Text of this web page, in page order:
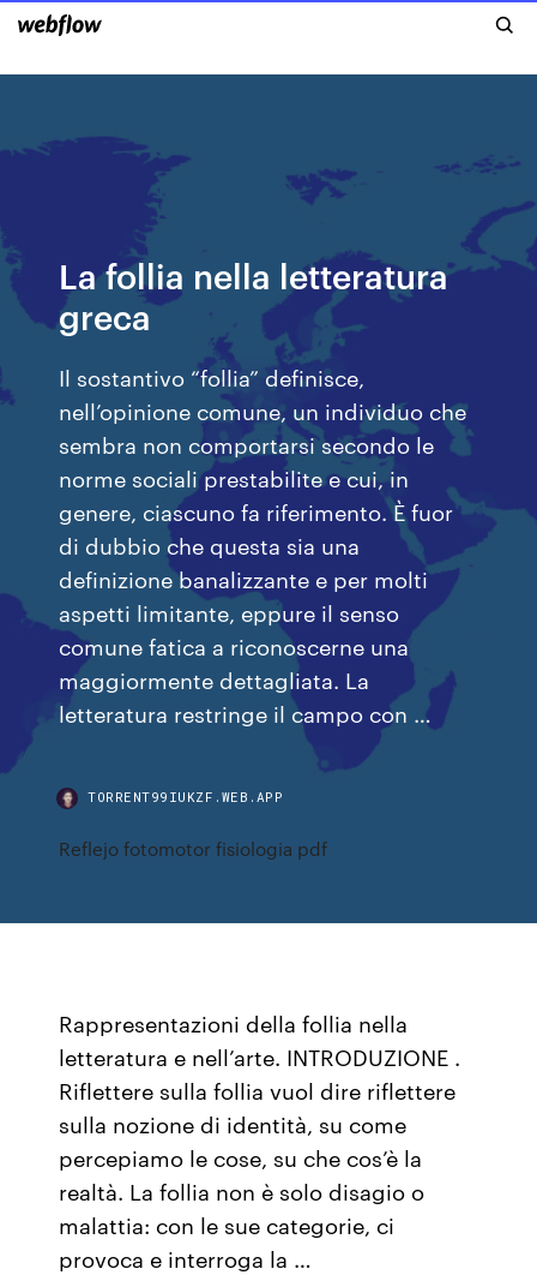
La follia nella letteratura
greca
Il sostantivo “follia” definisce,
nell’opinione comune, un individuo che
sembra non comportarsi secondo le
norme sociali prestabilite e cui, in
genere, ciascuno fa riferimento. È fuor
di dubbio che questa sia una
definizione banalizzante e per molti
aspetti limitante, eppure il senso
comune fatica a riconoscerne una
maggiormente dettagliata. La
letteratura restringe il campo con …
TORRENT99IUKZF.WEB.APP
Reflejo fotomotor fisiologia pdf
Rappresentazioni della follia nella
letteratura e nell’arte. INTRODUZIONE .
Riflettere sulla follia vuol dire riflettere
sulla nozione di identità, su come
percepiamo le cose, su che cos’è la
realtà. La follia non è solo disagio o
malattia: con le sue categorie, ci
provoca e interroga la …